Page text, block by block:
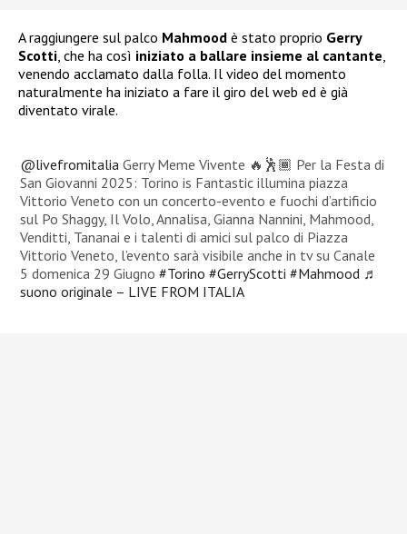
A raggiungere sul palco Mahmood è stato proprio Gerry
Scotti, che ha così iniziato a ballare insieme al cantante,
venendo acclamato dalla folla. Il video del momento
naturalmente ha iniziato a fare il giro del web ed è già
diventato virale.
@livefromitalia Gerry Meme Vivente 🔥🕺🏾 Per la Festa di
San Giovanni 2025: Torino is Fantastic illumina piazza
Vittorio Veneto con un concerto-evento e fuochi d’artificio
sul Po Shaggy, Il Volo, Annalisa, Gianna Nannini, Mahmood,
Venditti, Tananai e i talenti di amici sul palco di Piazza
Vittorio Veneto, l’evento sarà visibile anche in tv su Canale
5 domenica 29 Giugno#Torino #GerryScotti #Mahmood ♬
suono originale – LIVE FROM ITALIA